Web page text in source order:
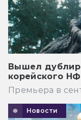
Вышел
корейского
Премьера в
Новости